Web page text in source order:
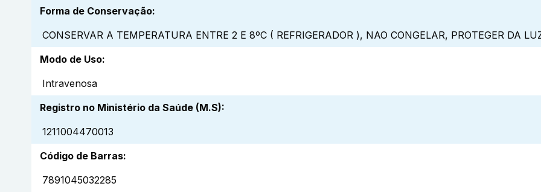
Forma de Conservação:
CONSERVAR A TEMPERATURA ENTRE 2 E 8ºC ( REFRIGERADOR ), NAO CONGELAR, PROTEGER DA
Modo de Uso:
Intravenosa
Registro no Ministério da Saúde (M.S):
1211004470013
Código de Barras:
7891045032285